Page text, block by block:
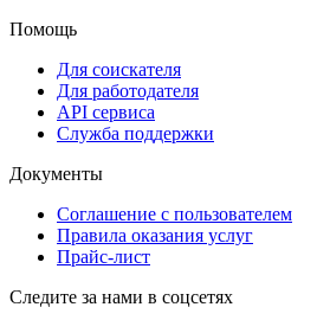
Помощь
Для соискателя
Для работодателя
API сервиса
Служба поддержки
Документы
Соглашение с пользователем
Правила оказания услуг
Прайс-лист
Следите за нами в соцсетях